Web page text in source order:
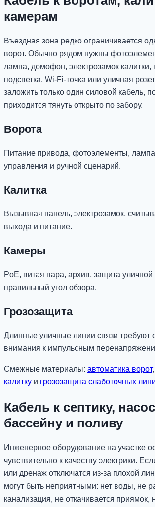
камерам
Въездная зона редко ограничивается
ворот. Обычно рядом нужны
лампа, домофон, электрозамок калитки,
подсветка, Wi-Fi-точка или уличная
заложить только один силовой кабель,
приходится тянуть открыто по забору.
Ворота
Питание привода, фотоэлементы,
управления и ручной сценарий.
Калитка
Вызывная панель, электрозамок,
выхода и питание.
Камеры
PoE, витая пара, архив, защита уличной
правильный угол обзора.
Грозозащита
Длинные уличные линии связи требуют
внимания к импульсным
Смежные материалы: автоматика ворот,
калитку и грозозащита слаботочных
Кабель к септику,
бассейну и поливу
Инженерное оборудование на участке
чувствительно к качеству электрики.
или дренаж отключатся из-за плохой
могут быть неприятными: нет воды, не
канализация, не откачивается приямок,